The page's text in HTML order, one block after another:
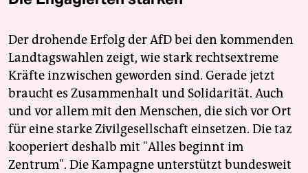
Der drohende Erfolg der AfD bei den kommenden
Landtagswahlen zeigt, wie stark rechtsextreme
Kräfte inzwischen geworden sind. Gerade jetzt
braucht es Zusammenhalt und Solidarität. Auch
und vor allem mit den Menschen, die sich vor Ort
für eine starke Zivilgesellschaft einsetzen. Die taz
kooperiert deshalb mit "Alles beginnt im
Zentrum". Die Kampagne unterstützt bundesweit